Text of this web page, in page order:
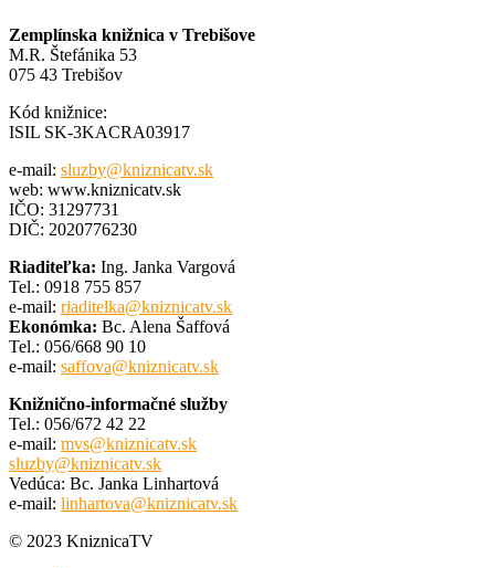
Zemplínska knižnica v Trebišove
M.R. Štefánika 53
075 43 Trebišov
Kód knižnice:
ISIL SK-3KACRA03917
e-mail: sluzby@kniznicatv.sk
web: www.kniznicatv.sk
IČO: 31297731
DIČ: 2020776230
Riaditeľka: Ing. Janka Vargová
Tel.: 0918 755 857
e-mail: riaditelka@kniznicatv.sk
Ekonómka: Bc. Alena Šaffová
Tel.: 056/668 90 10
e-mail: saffova@kniznicatv.sk
Knižnično-informačné služby
Tel.: 056/672 42 22
e-mail: mvs@kniznicatv.sk
sluzby@kniznicatv.sk
Vedúca: Bc. Janka Linhartová
e-mail: linhartova@kniznicatv.sk
© 2023 KniznicaTV